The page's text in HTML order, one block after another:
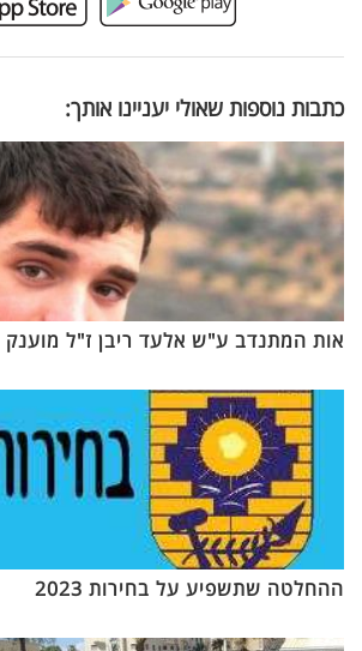
כתבות נוספות שאולי יעניינו אותך:
אות המתנדב ע"ש אלעד ריבן ז"ל מוענק
ההחלטה שתשפיע על בחירות 2023